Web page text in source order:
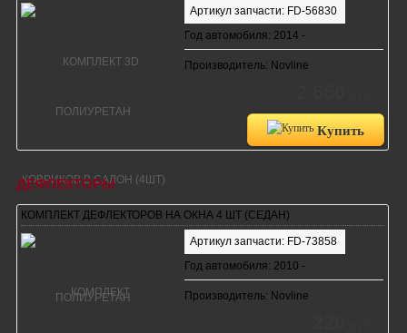
Артикул запчасти: FD-56830
Год автомобиля: 2014 -
Производитель: Novline
Купить
ДЕФЛЕКТОРЫ
КОМПЛЕКТ ДЕФЛЕКТОРОВ НА ОКНА 4 ШТ (СЕДАН)
Артикул запчасти: FD-73858
Год автомобиля: 2010 -
Производитель: Novline